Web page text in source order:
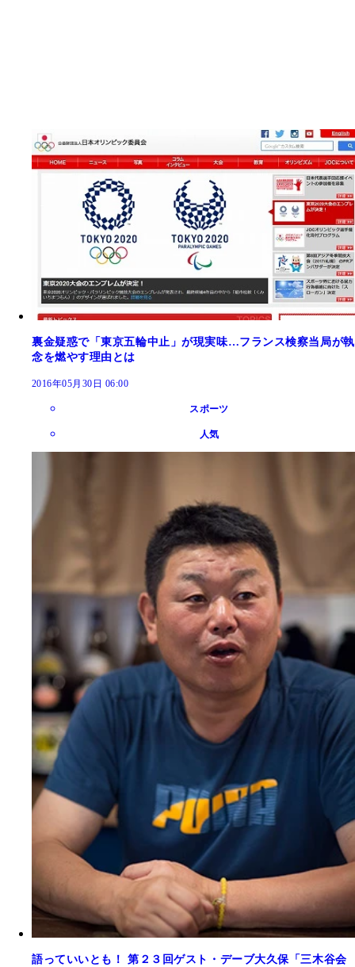
裏金疑惑で「東京五輪中止」が現実味…フランス検察当局が執
念を燃やす理由とは
2016年05月30日 06:00
スポーツ
人気
語っていいとも！ 第２３回ゲスト・デーブ大久保「三木谷会